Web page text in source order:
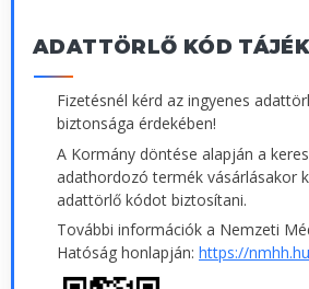
ADATTÖRLŐ KÓD
Fizetésnél kérd az ingyenes
biztonsága érdekében!
A Kormány döntése alapján a
adathordozó termék vásárlásakor
adattörlő kódot biztosítani.
További információk a Nemzeti
Hatóság honlapján: https://